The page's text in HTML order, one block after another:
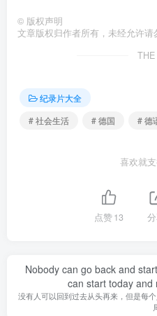
© 版权声明
文章版权归作者所有，未经允许请
纪录片大全
# 社会生活
# 德国 # 德
喜欢就
点赞13
Nobody can go back and
can start today and
没有人可以回到过去从头再来，但是每